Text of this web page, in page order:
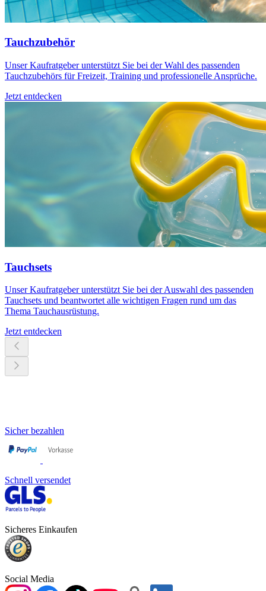
Tauchzubehör
Unser Kaufratgeber unterstützt Sie bei der Wahl des passenden
Tauchzubehörs für Freizeit, Training und professionelle Ansprüche.
Jetzt entdecken
Tauchsets
Unser Kaufratgeber unterstützt Sie bei der Auswahl des passenden
Tauchsets und beantwortet alle wichtigen Fragen rund um das
Thema Tauchausrüstung.
Jetzt entdecken
Sicher bezahlen
Schnell versendet
Sicheres Einkaufen
Social Media